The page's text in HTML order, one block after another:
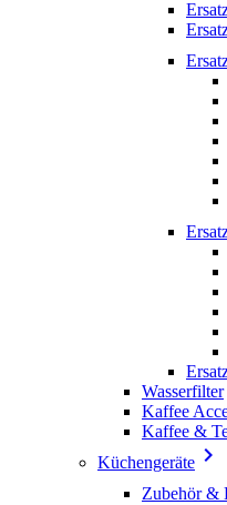
Wasserfilter
Kaffee
Kaffee &
Küchengeräte 
Zubehör &